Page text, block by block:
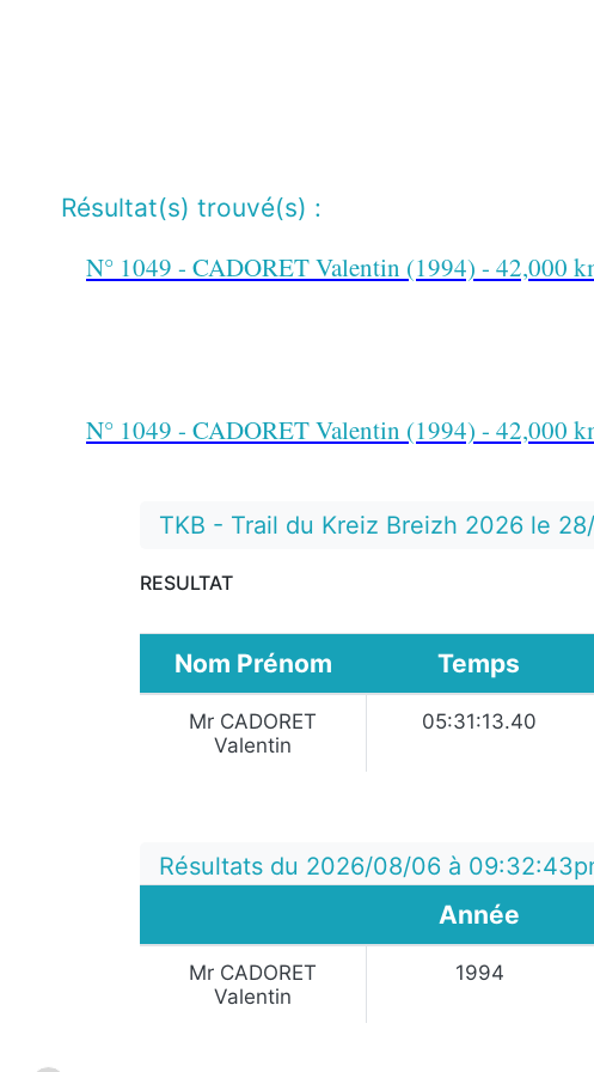
Résultat(s) trouvé(s) :
N° 1049 - CADORET Valentin (1994) - 42,000
N° 1049 - CADORET Valentin (1994) - 42,000
TKB - Trail du Kreiz Breizh 2026 le
RESULTAT
Nom Prénom Temps
Mr CADORET
Valentin
05:31:13.40
Résultats du 2026/08/06 à
Année
Mr CADORET
Valentin
1994